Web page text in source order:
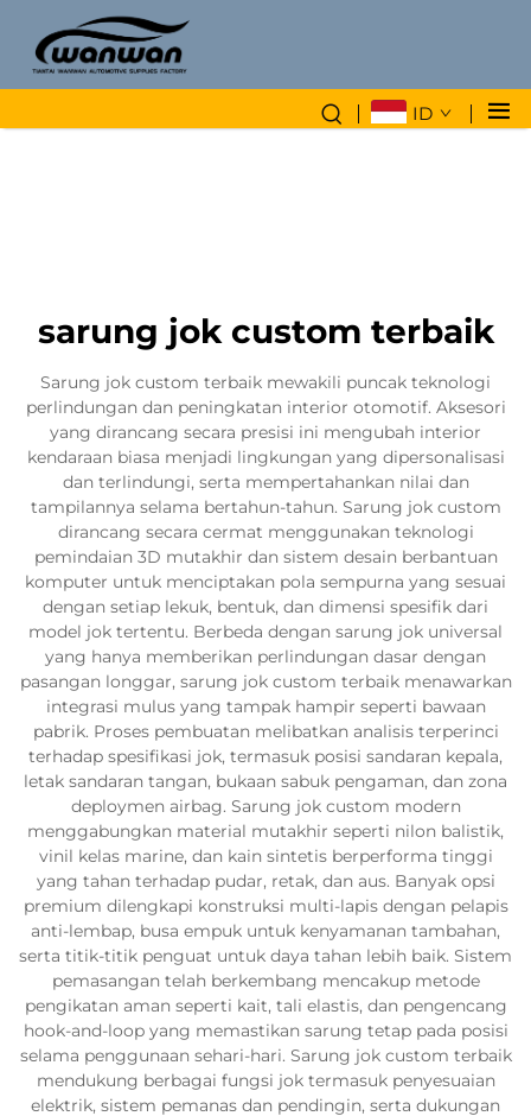
ID
sarung jok custom terbaik
Sarung jok custom terbaik mewakili puncak teknologi
perlindungan dan peningkatan interior otomotif. Aksesori
yang dirancang secara presisi ini mengubah interior
kendaraan biasa menjadi lingkungan yang dipersonalisasi
dan terlindungi, serta mempertahankan nilai dan
tampilannya selama bertahun-tahun. Sarung jok custom
dirancang secara cermat menggunakan teknologi
pemindaian 3D mutakhir dan sistem desain berbantuan
komputer untuk menciptakan pola sempurna yang sesuai
dengan setiap lekuk, bentuk, dan dimensi spesifik dari
model jok tertentu. Berbeda dengan sarung jok universal
yang hanya memberikan perlindungan dasar dengan
pasangan longgar, sarung jok custom terbaik menawarkan
integrasi mulus yang tampak hampir seperti bawaan
pabrik. Proses pembuatan melibatkan analisis terperinci
terhadap spesifikasi jok, termasuk posisi sandaran kepala,
letak sandaran tangan, bukaan sabuk pengaman, dan zona
deploymen airbag. Sarung jok custom modern
menggabungkan material mutakhir seperti nilon balistik,
vinil kelas marine, dan kain sintetis berperforma tinggi
yang tahan terhadap pudar, retak, dan aus. Banyak opsi
premium dilengkapi konstruksi multi-lapis dengan pelapis
anti-lembap, busa empuk untuk kenyamanan tambahan,
serta titik-titik penguat untuk daya tahan lebih baik. Sistem
pemasangan telah berkembang mencakup metode
pengikatan aman seperti kait, tali elastis, dan pengencang
hook-and-loop yang memastikan sarung tetap pada posisi
selama penggunaan sehari-hari. Sarung jok custom terbaik
mendukung berbagai fungsi jok termasuk penyesuaian
elektrik, sistem pemanas dan pendingin, serta dukungan